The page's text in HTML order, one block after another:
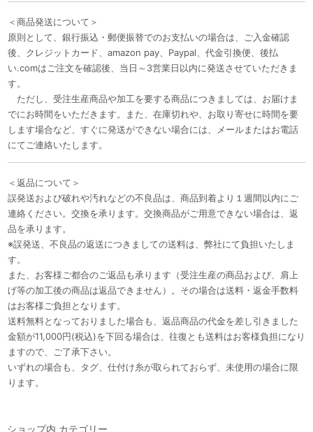
＜商品発送について＞
原則として、銀行振込・郵便振替でのお支払いの場合は、ご入金確認
後、クレジットカード、amazon pay、Paypal、代金引換便、後払
い.comはご注文を確認後、当日～3営業日以内に発送させていただきま
す。
ただし、受注生産商品や加工を要する商品につきましては、お届けま
でにお時間をいただきます。また、在庫切れや、お取り寄せに時間を要
します場合など、すぐに発送ができない場合には、メールまたはお電話
にてご連絡いたします。
＜返品について＞
誤発送および破れや汚れなどの不良品は、商品到着より１週間以内にご
連絡ください。交換を承ります。交換商品がご用意できない場合は、返
品を承ります。
※誤発送、不良品の返送につきましての送料は、弊社にて負担いたしま
す。
また、お客様ご都合のご返品も承ります（受注生産の商品および、肩上
げ等の加工後の商品は返品できません）。その場合は送料・返金手数料
はお客様ご負担となります。
送料無料となっておりました場合も、返品商品の代金を差し引きました
金額が11,000円(税込)を下回る場合は、往復とも送料はお客様負担になり
ますので、ご了承下さい。
いずれの場合も、タグ、仕付け糸が取られておらず、未使用の場合に限
ります。
ショップ内 カテゴリー